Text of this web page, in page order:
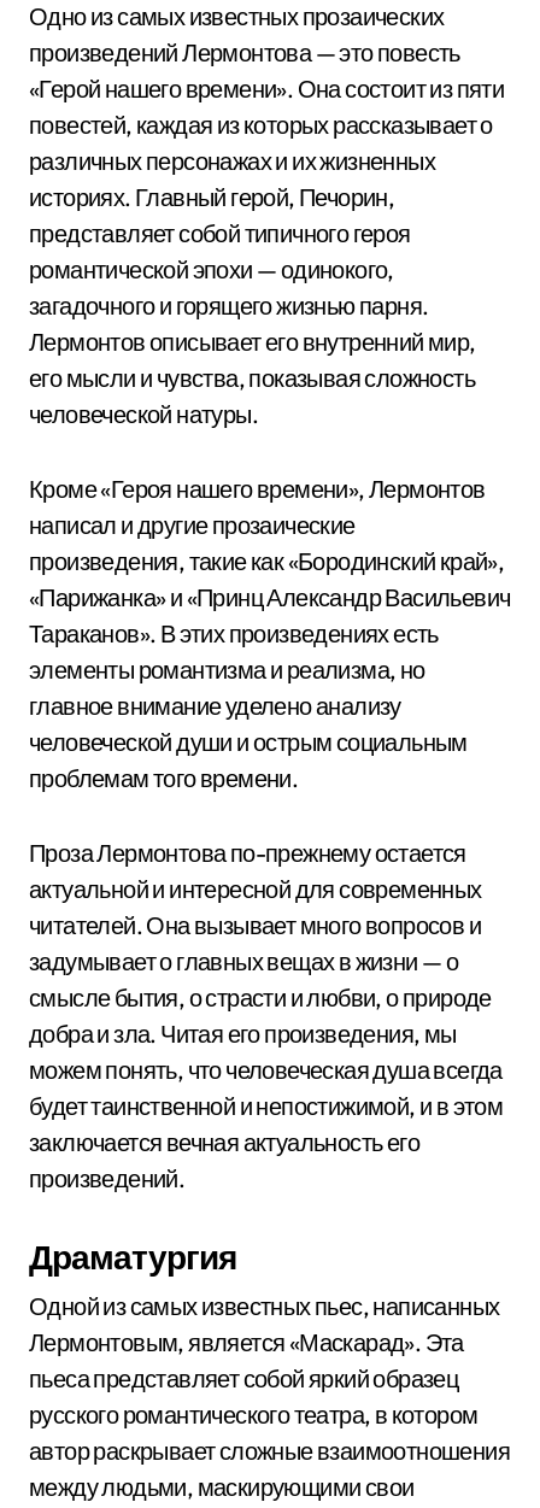
Одно из самых известных прозаических
произведений Лермонтова — это повесть
«Герой нашего времени». Она состоит из пяти
повестей, каждая из которых рассказывает о
различных персонажах и их жизненных
историях. Главный герой, Печорин,
представляет собой типичного героя
романтической эпохи — одинокого,
загадочного и горящего жизнью парня.
Лермонтов описывает его внутренний мир,
его мысли и чувства, показывая сложность
человеческой натуры.
Кроме «Героя нашего времени», Лермонтов
написал и другие прозаические
произведения, такие как «Бородинский край»,
«Парижанка» и «Принц Александр Васильевич
Тараканов». В этих произведениях есть
элементы романтизма и реализма, но
главное внимание уделено анализу
человеческой души и острым социальным
проблемам того времени.
Проза Лермонтова по-прежнему остается
актуальной и интересной для современных
читателей. Она вызывает много вопросов и
задумывает о главных вещах в жизни — о
смысле бытия, о страсти и любви, о природе
добра и зла. Читая его произведения, мы
можем понять, что человеческая душа всегда
будет таинственной и непостижимой, и в этом
заключается вечная актуальность его
произведений.
Драматургия
Одной из самых известных пьес, написанных
Лермонтовым, является «Маскарад». Эта
пьеса представляет собой яркий образец
русского романтического театра, в котором
автор раскрывает сложные взаимоотношения
между людьми, маскирующими свои